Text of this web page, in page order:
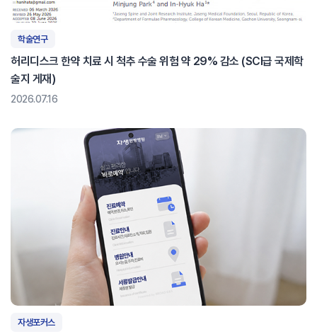
학술연구
허리디스크 한약 치료 시 척추 수술 위험 약 29% 감소 (SCI급 국제학
술지 게재)
2026.07.16
자생포커스